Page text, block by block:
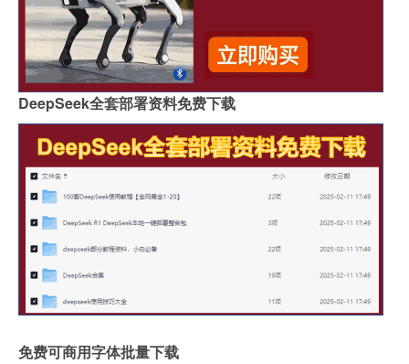
DeepSeek全套部署资料免费下载
免费可商用字体批量下载